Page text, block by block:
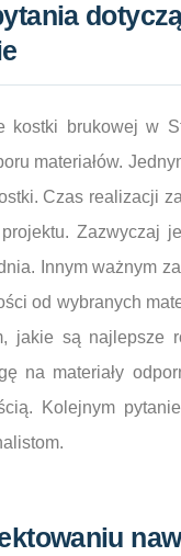
kostki brukowej w
materiałów.
Czas realizacji
Zazwyczaj
Innym ważnym
od wybranych
jakie są najlepsze
na materiały
Kolejnym